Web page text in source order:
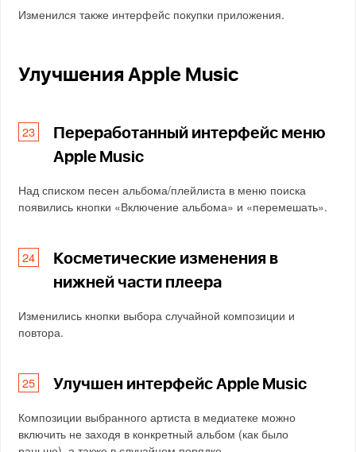
Изменился также интерфейс покупки приложения.
Улучшения Apple Music
Переработанный интерфейс меню
Apple Music
Над списком песен альбома/плейлиста в меню поиска
появились кнопки «Включение альбома» и «перемешать».
Косметические изменения в
нижней части плеера
Изменились кнопки выбора случайной композиции и
повтора.
Улучшен интерфейс Apple Music
Композиции выбранного артиста в медиатеке можно
включить не заходя в конкретный альбом (как было